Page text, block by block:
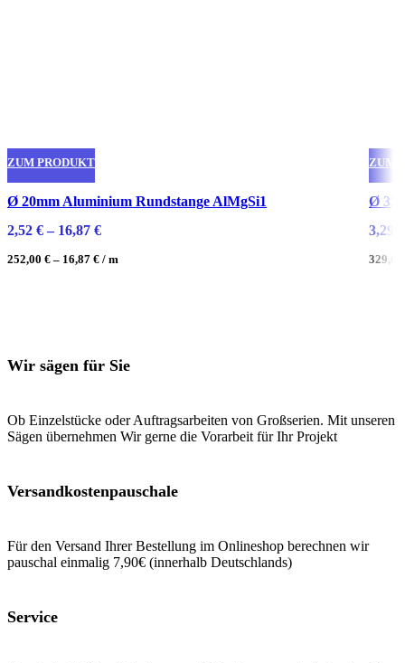
ZUM PRODUKT
Produkt
weist
auf
gewählt
Ø 20mm Aluminium Rundstange AlMgSi1
2,52 €– 16,87 €
252,00 € – 16,87 € / m
ZUM
weist
Ø
3,29
329,00
Wir sägen für Sie
Ob Einzelstücke oder Auftragsarbeiten von Großserien. Mit unseren
Sägen übernehmen Wir gerne die Vorarbeit für Ihr Projekt
Versandkostenpauschale
Für den Versand Ihrer Bestellung im Onlineshop berechnen wir
pauschal einmalig 7,90€ (innerhalb Deutschlands)
Service